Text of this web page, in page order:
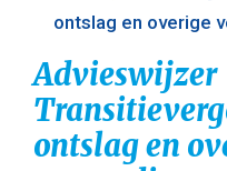
ontslag en overige
Advieswijzer
ontslag en